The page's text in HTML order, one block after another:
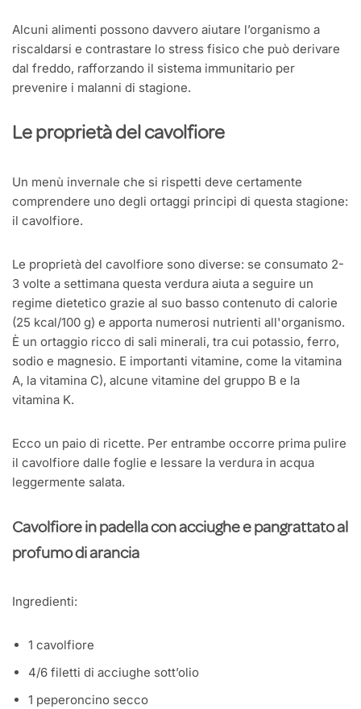
Alcuni alimenti possono davvero aiutare l’organismo a
riscaldarsi e contrastare lo stress fisico che può derivare
dal freddo, rafforzando il sistema immunitario per
prevenire i malanni di stagione.
Le proprietà del cavolfiore
Un menù invernale che si rispetti deve certamente
comprendere uno degli ortaggi principi di questa stagione:
il cavolfiore.
Le proprietà del cavolfiore sono diverse: se consumato 2-
3 volte a settimana questa verdura aiuta a seguire un
regime dietetico grazie al suo basso contenuto di calorie
(25 kcal/100 g) e apporta numerosi nutrienti all'organismo.
È un ortaggio ricco di sali minerali, tra cui potassio, ferro,
sodio e magnesio. E importanti vitamine, come la vitamina
A, la vitamina C), alcune vitamine del gruppo B e la
vitamina K.
Ecco un paio di ricette. Per entrambe occorre prima pulire
il cavolfiore dalle foglie e lessare la verdura in acqua
leggermente salata.
Cavolfiore in padella con acciughe e pangrattato al
profumo di arancia
Ingredienti:
1 cavolfiore
4/6 filetti di acciughe sott’olio
1 peperoncino secco